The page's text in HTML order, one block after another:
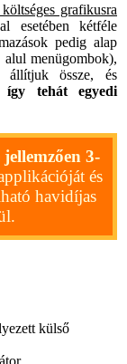
grafikusra
esetében kétféle
pedig alap
alul menügombok),
állítjuk össze, és
így tehát egyedi
jellemzően 3-
és
havidíjas
külső